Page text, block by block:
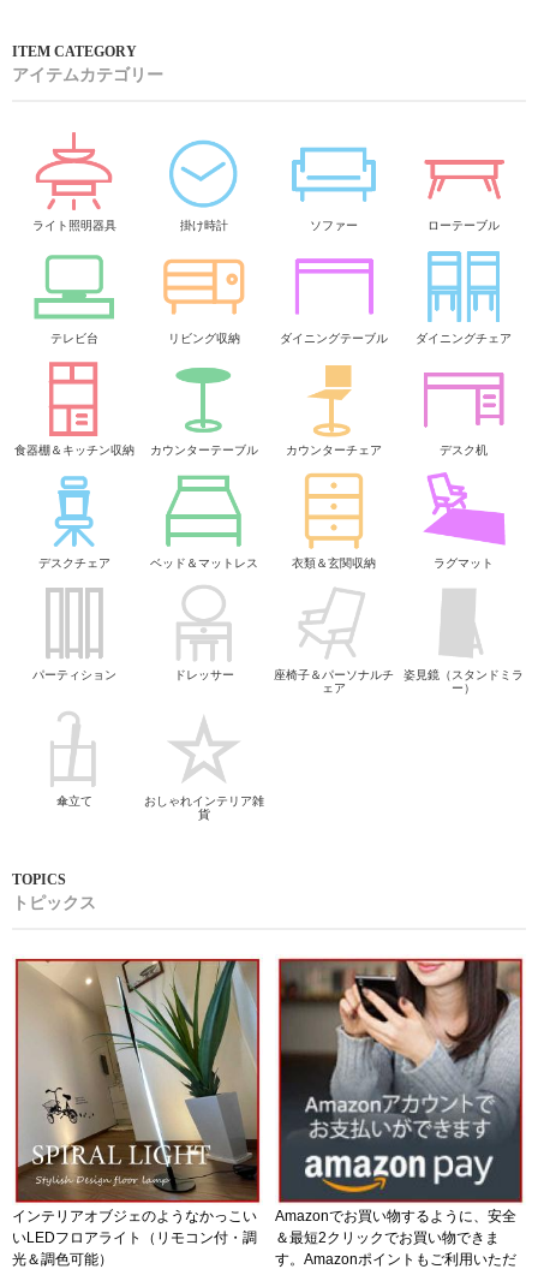
アイテムカテゴリー
ライト照明器具 掛け時計 ソファー ローテーブル
テレビ台 リビング収納 ダイニングテーブル ダイニングチェア
食器棚＆キッチン収納 カウンターテーブル カウンターチェア デスク机
デスクチェア ベッド＆マットレス 衣類＆玄関収納 ラグマット
パーティション ドレッサー
座椅子＆パーソナルチ
ェア
姿見鏡（スタンドミラ
ー）
傘立て
おしゃれインテリア雑
貨
トピックス
インテリアオブジェのようなかっこい
いLEDフロアライト（リモコン付・調
光＆調色可能）
Amazonでお買い物するように、安全
＆最短2クリックでお買い物できま
す。Amazonポイントもご利用いただ